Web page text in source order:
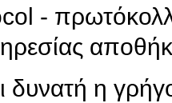
-
δυνατή η